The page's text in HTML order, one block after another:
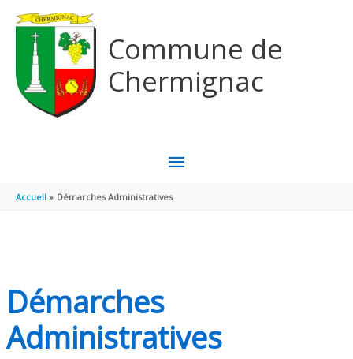
Commune de
Chermignac
MENU
PRINCIPAL
Accueil Démarches Administratives
Démarches
Administratives